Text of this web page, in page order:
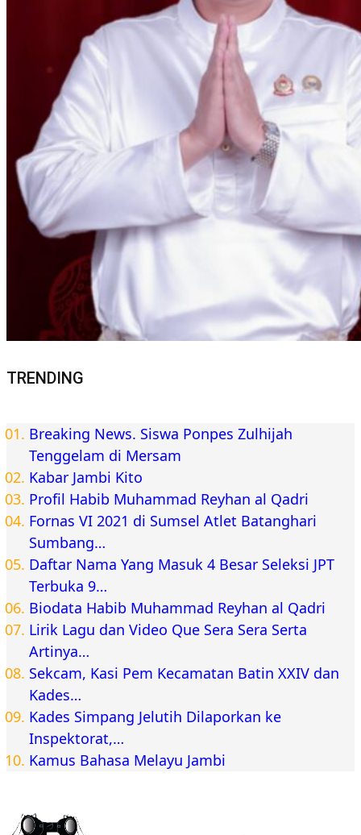
TRENDING
Breaking News. Siswa Ponpes Zulhijah
Tenggelam di Mersam
Kabar Jambi Kito
Profil Habib Muhammad Reyhan al Qadri
Fornas VI 2021 di Sumsel Atlet Batanghari
Sumbang…
Daftar Nama Yang Masuk 4 Besar Seleksi JPT
Terbuka 9…
Biodata Habib Muhammad Reyhan al Qadri
Lirik Lagu dan Video Que Sera Sera Serta
Artinya…
Sekcam, Kasi Pem Kecamatan Batin XXIV dan
Kades…
Kades Simpang Jelutih Dilaporkan ke
Inspektorat,…
Kamus Bahasa Melayu Jambi